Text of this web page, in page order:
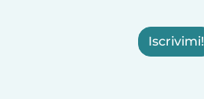
Iscrivimi!